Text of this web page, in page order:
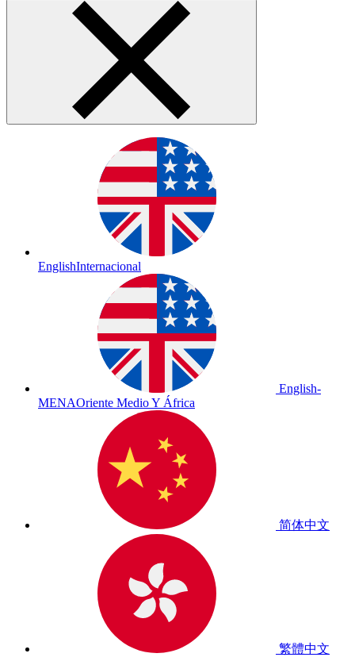
EnglishInternacional
English-
MENAOriente Medio Y África
简体中文
繁體中文